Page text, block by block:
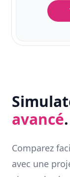
avancé.
Comparez
avec une